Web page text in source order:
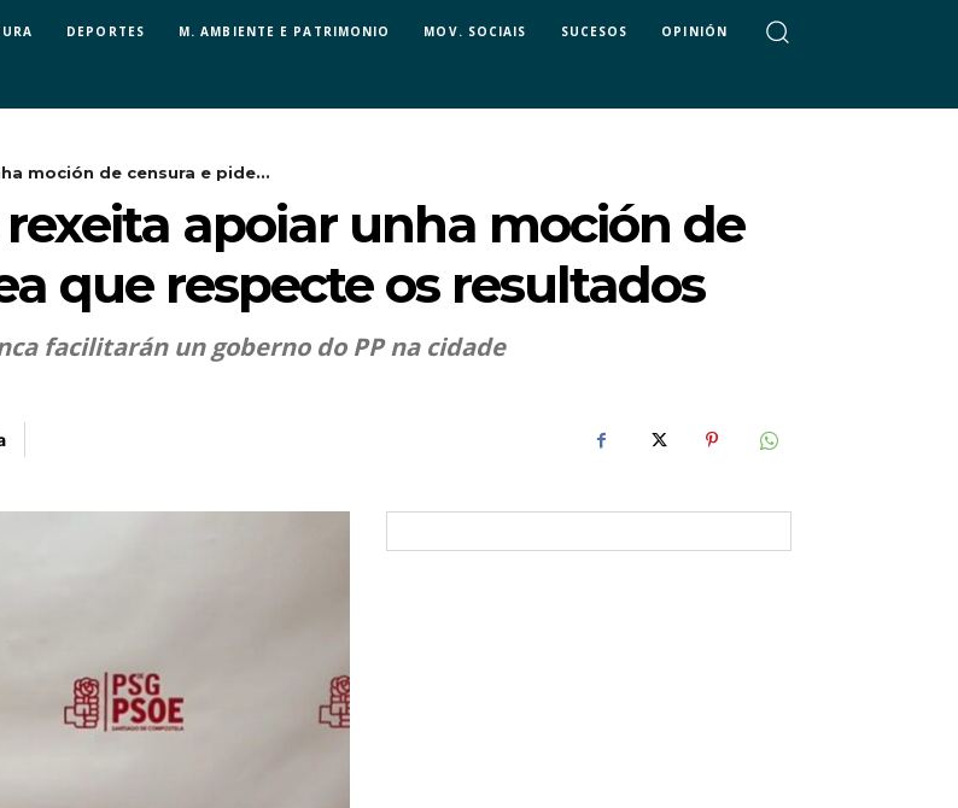
DEPORTES M. AMBIENTE E PATRIMONIO MOV. SOCIAIS SUCESOS OPINIÓN
moción de censura e pide...
rexeita apoiar unha moción de
que respecte os resultados
facilitarán un goberno do PP na cidade